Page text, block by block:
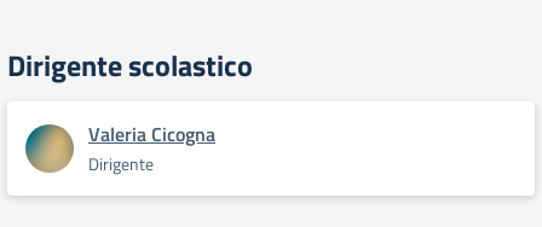
Dirigente scolastico
Valeria Cicogna
Dirigente